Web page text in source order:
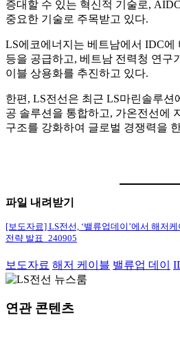
증대할 수 있는 혁신적 기술로,
중요한 기술로 주목받고 있다.
LS에코에너지는 베트남에서 IDC에
등을 공급하고, 베트남 전력청 연구
이블 상용화를 추진하고 있다.
한편, LS전선은 최근 LS마린솔루션
공 솔루션을 통합하고, 가온전선에
구조를 강화하여 글로벌 경쟁력을
파일 내려받기
[보도자료] LS전선, ‘밸류업데이’에서 해저
전략 발표_240905
보도자료 해저 케이블 밸류업 데이
연관 콘텐츠